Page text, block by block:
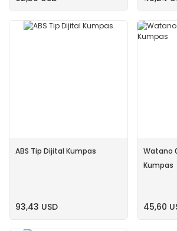
ABS Tip Dijital Kumpas
93,43 USD
Watano
Kumpas
45,60